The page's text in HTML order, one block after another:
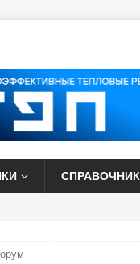
СПРАВОЧНИК